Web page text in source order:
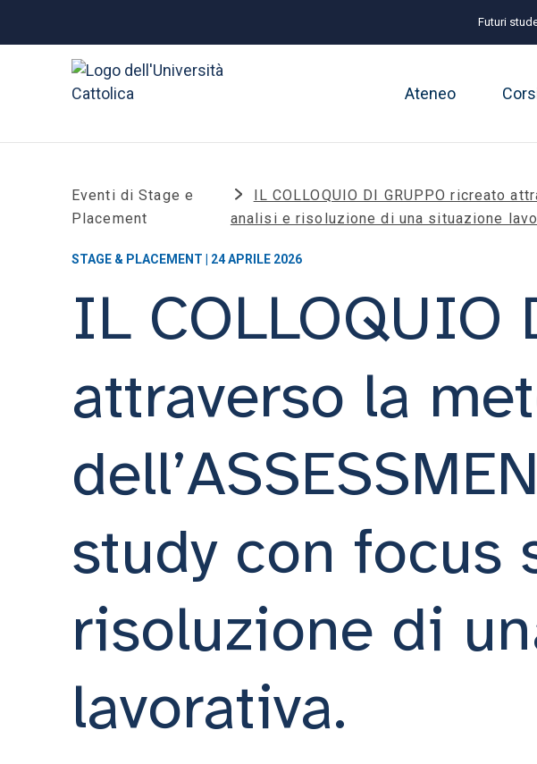
Futuri
Ateneo
Eventi di Stage e
Placement
IL COLLOQUIO DI GRUPPO ricreato
analisi e risoluzione di una situazione
STAGE & PLACEMENT | 24 APRILE 2026
IL COLLOQUIO
attraverso la
study con focus
risoluzione di
lavorativa.